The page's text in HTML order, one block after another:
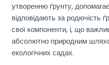
утворенню ґрунту,
відповідають за родючість
свої компоненти, і, що
абсолютно природним
екологічних садах.